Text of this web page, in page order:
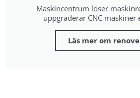
Maskincentrum löser
uppgraderar CNC maskiner
Läs mer om